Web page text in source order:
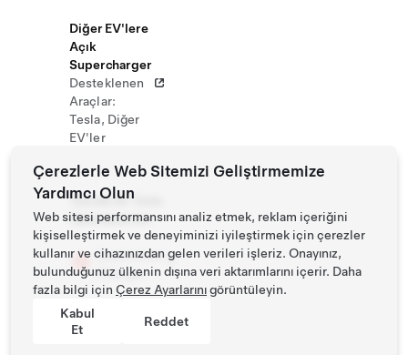
Diğer EV'lere
Açık
Supercharger
Desteklenen
Araçlar:
Tesla, Diğer
EV'ler
Tesiste Ek Tesla
Operasyonları
Destination
Charger
Çerezlerle Web Sitemizi Geliştirmemize
Yardımcı Olun
Web sitesi performansını analiz etmek, reklam içeriğini
kişiselleştirmek ve deneyiminizi iyileştirmek için çerezler
kullanır ve cihazınızdan gelen verileri işleriz. Onayınız,
bulunduğunuz ülkenin dışına veri aktarımlarını içerir. Daha
fazla bilgi için Çerez Ayarlarınıgörüntüleyin.
Kabul
Et
Reddet